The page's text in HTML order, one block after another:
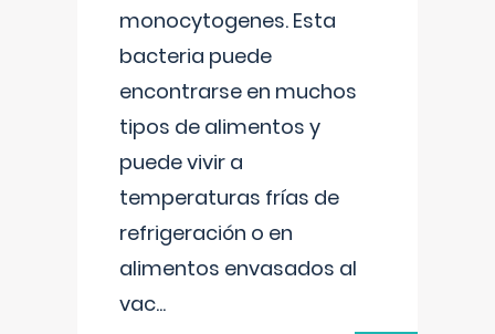
monocytogenes. Esta
bacteria puede
encontrarse en muchos
tipos de alimentos y
puede vivir a
temperaturas frías de
refrigeración o en
alimentos envasados al
vac...